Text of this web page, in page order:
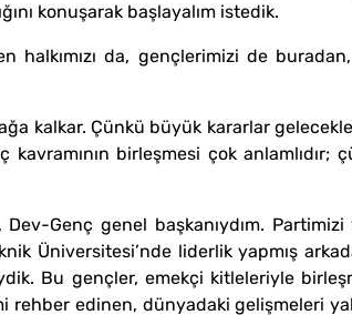
konuşarak başlayalım istedik.
halkımızı da, gençlerimizi de
kalkar. Çünkü büyük kararlar
birleşmesi çok anlamlıdır;
Genç genel başkanıydım. Partimizi
Üniversitesi’nde liderlik yapmış
Bu gençler, emekçi kitleleriyle
rehber edinen, dünyadaki gelişmeleri